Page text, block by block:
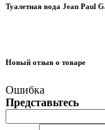
Туалетная вода Jean Paul
Новый отзыв о товаре
Ошибка
Представьтесь